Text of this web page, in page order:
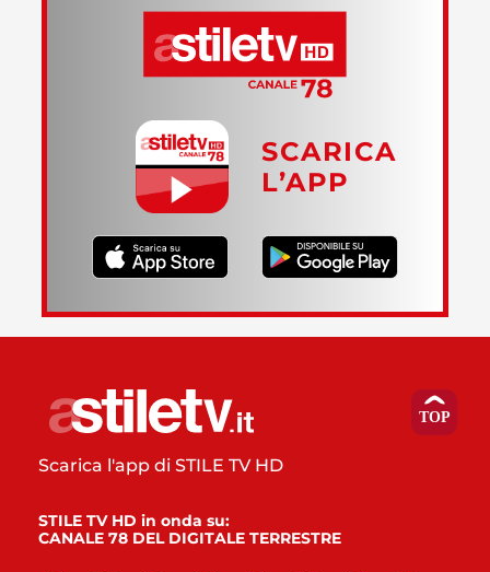
SCARICA
L’APP
Scarica l'app di STILE TV HD
STILE TV HD in onda su:
CANALE 78 DEL DIGITALE TERRESTRE